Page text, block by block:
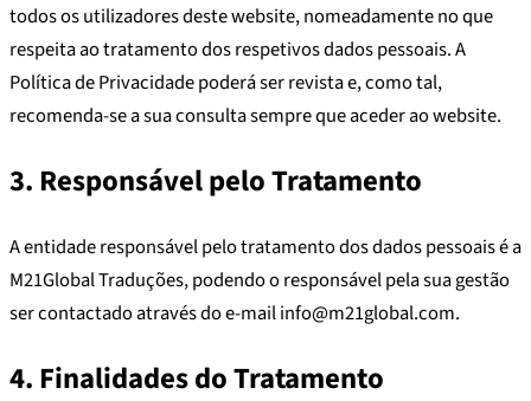
todos os utilizadores deste website, nomeadamente no que
respeita ao tratamento dos respetivos dados pessoais. A
Política de Privacidade poderá ser revista e, como tal,
recomenda-se a sua consulta sempre que aceder ao website.
3. Responsável pelo Tratamento
A entidade responsável pelo tratamento dos dados pessoais é a
M21Global Traduções, podendo o responsável pela sua gestão
ser contactado através do e-mail info@m21global.com.
4. Finalidades do Tratamento